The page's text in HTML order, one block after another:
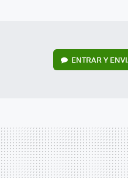
ENTRAR Y